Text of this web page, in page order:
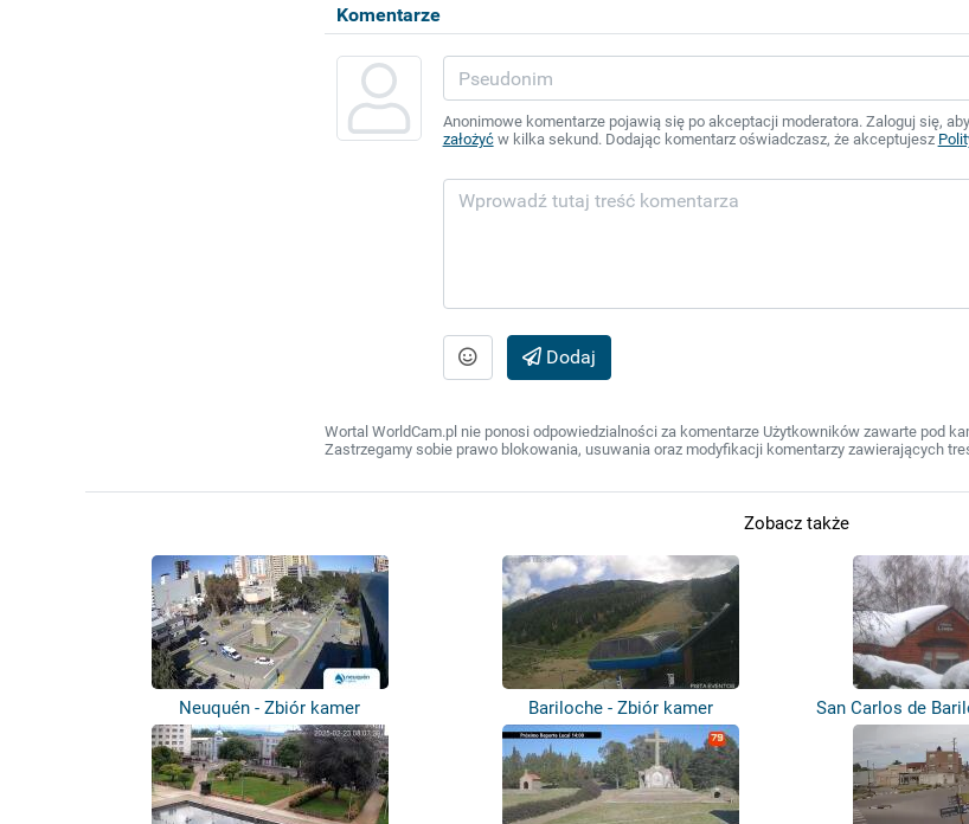
Komentarze
Anonimowe komentarze pojawią się po akceptacji moderatora. Zaloguj się,
założyćw kilka sekund. Dodając komentarz oświadczasz, że akceptujesz
Dodaj
Wortal WorldCam.pl nie ponosi odpowiedzialności za komentarze Użytkowników zawarte pod
Zastrzegamy sobie prawo blokowania, usuwania oraz modyfikacji komentarzy zawierających
Zobacz także
Neuquén - Zbiór kamer Bariloche - Zbiór kamer San Carlos de